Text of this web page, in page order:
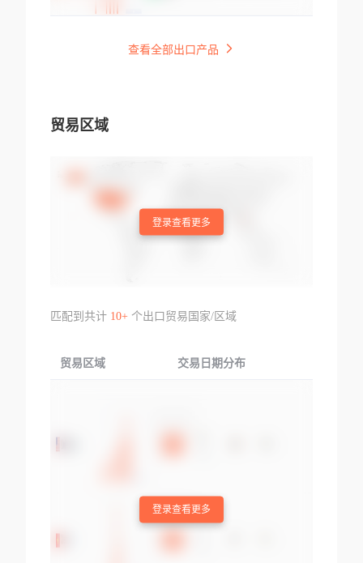
查看全部出口产品
贸易区域
登录查看更多
匹配到共计 10+个出口贸易国家/区域
贸易区域 交易日期分布
登录查看更多